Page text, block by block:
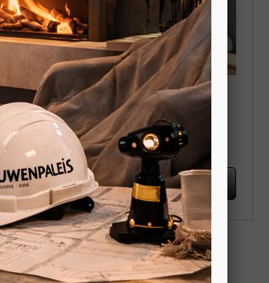
Cadel Sound 5 Ps
Vrijstaande ronde
pelletkachel 5,5kW
Achteraansluiting
BEKIJKEN